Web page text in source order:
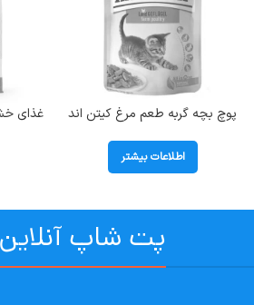
پوچ بچه گربه طعم مرغ کیتن اند
وزن 85 گرم
اطلاعات بیشتر
غذای
پت شاپ